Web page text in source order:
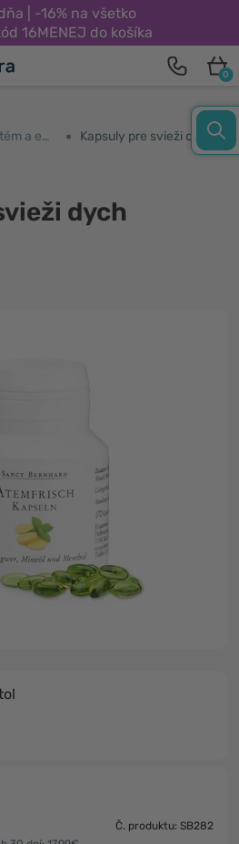
| -16% na všetko
16MENEJ do košíka
0
Imunitný systém a energia Kapsuly pre svieži dych
dych
Č. produktu: SB282